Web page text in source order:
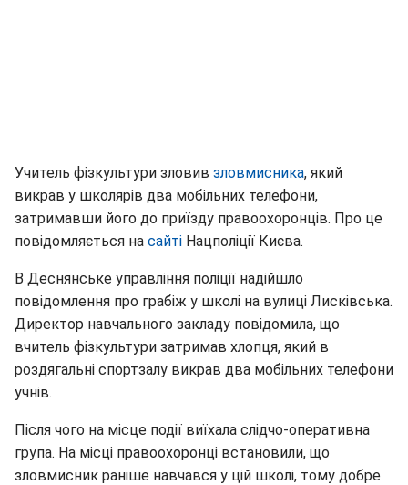
Учитель фізкультури зловив зловмисника, який
викрав у школярів два мобільних телефони,
затримавши його до приїзду правоохоронців. Про це
повідомляється на сайті Нацполіції Києва.
В Деснянське управління поліції надійшло
повідомлення про грабіж у школі на вулиці Лисківська.
Директор навчального закладу повідомила, що
вчитель фізкультури затримав хлопця, який в
роздягальні спортзалу викрав два мобільних телефони
учнів.
Після чого на місце події виїхала слідчо-оперативна
група. На місці правоохоронці встановили, що
зловмисник раніше навчався у цій школі, тому добре